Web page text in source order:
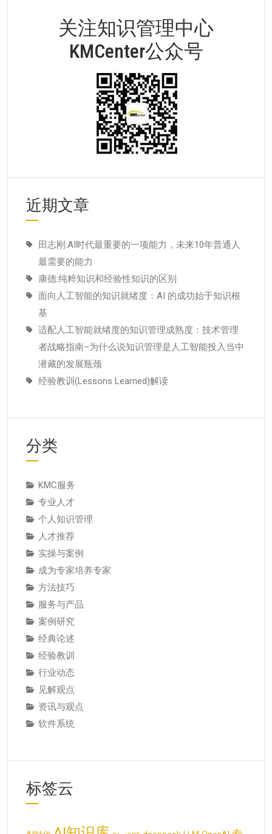
关注知识管理中心
KMCenter公众号
近期文章
田志刚:AI时代最重要的一项能力，未来10年普通人
最需要的能力
康德:纯粹知识和经验性知识的区别
面向人工智能的知识就绪度：AI 的成功始于知识根
基
适配人工智能就绪度的知识管理成熟度：技术管理
者战略指南–为什么说知识管理是人工智能投入当中
潜藏的发展瓶颈
经验教训(Lessons Learned)解读
分类
KMC服务
专业人才
个人知识管理
人才推荐
实操与案例
成为专家培养专家
方法技巧
服务与产品
案例研究
经典论述
经验教训
行业动态
见解观点
资讯与观点
软件系统
标签云